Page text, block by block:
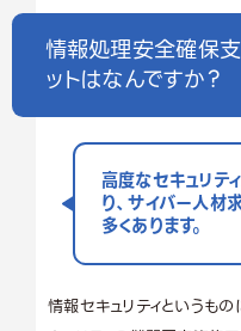
情報処理安全確保
ットはなんですか？
高度なセキュリテ
り、サイバー人材
多くあります。
情報セキュリティというも